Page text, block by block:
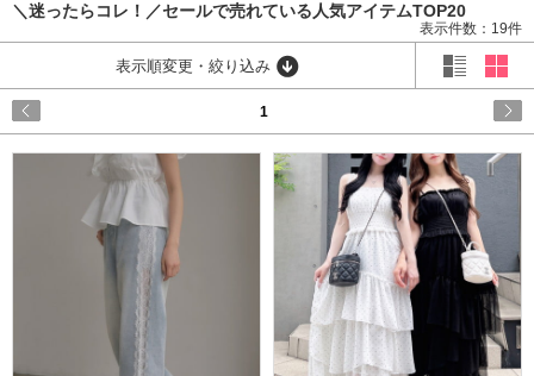
＼迷ったらコレ！／セールで売れている人気アイテムTOP20
表示件数：19件
表示順変更・絞り込み
1